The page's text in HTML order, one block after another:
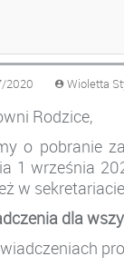
2020 Wioletta
Rodzice,
o pobranie
1 września
w
dla